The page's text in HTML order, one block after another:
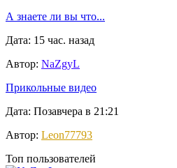
А знаете ли вы что...
Дата: 15 час. назад
Автор: NaZgyL
Прикольные видео
Дата: Позавчера в 21:21
Автор: Leon77793
Топ пользователей